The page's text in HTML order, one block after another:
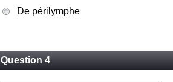
De périlymphe
Question 4